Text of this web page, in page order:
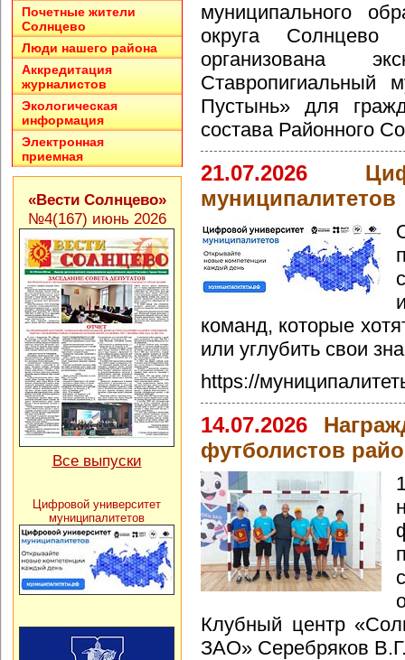
муниципального
округа
организована
Ставропигиальный
Пустынь» для
состава Районного
21.07.2026
муниципалитетов
команд, которые
или углубить свои
https://
14.07.2026
футболистов
Клубный центр
ЗАО» Серебряков
Почетные жители
Солнцево
Люди нашего района
Аккредитация
журналистов
Экологическая
информация
Электронная
приемная
«Вести Солнцево»
№4(167) июнь 2026
Все выпуски
Цифровой университет
муниципалитетов